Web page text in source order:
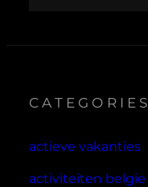
CATEGORIES
actieve vakanties
activiteiten belgie